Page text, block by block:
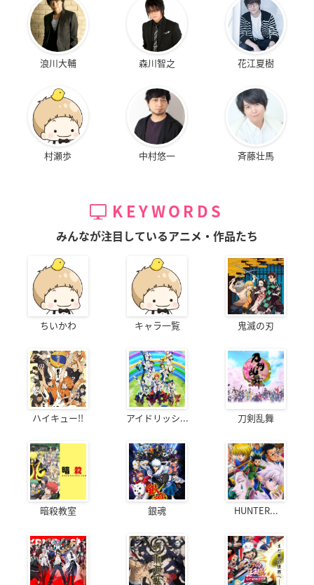
浪川大輔 森川智之 花江夏樹
村瀬歩 中村悠一 斉藤壮馬
KEYWORDS
みんなが注目しているアニメ・作品たち
ちいかわ キャラ一覧 鬼滅の刃
ハイキュー!! アイドリッシ... 刀剣乱舞
暗殺教室 銀魂 HUNTER...